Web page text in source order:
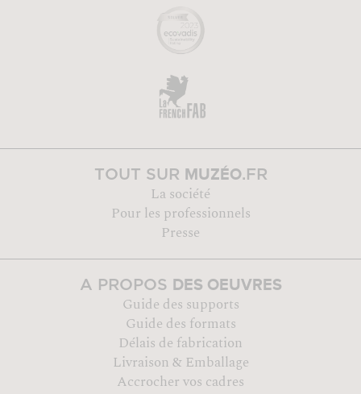
TOUT SUR MUZÉO.FR
La société
Pour les professionnels
Presse
A PROPOS DES OEUVRES
Guide des supports
Guide des formats
Délais de fabrication
Livraison & Emballage
Accrocher vos cadres